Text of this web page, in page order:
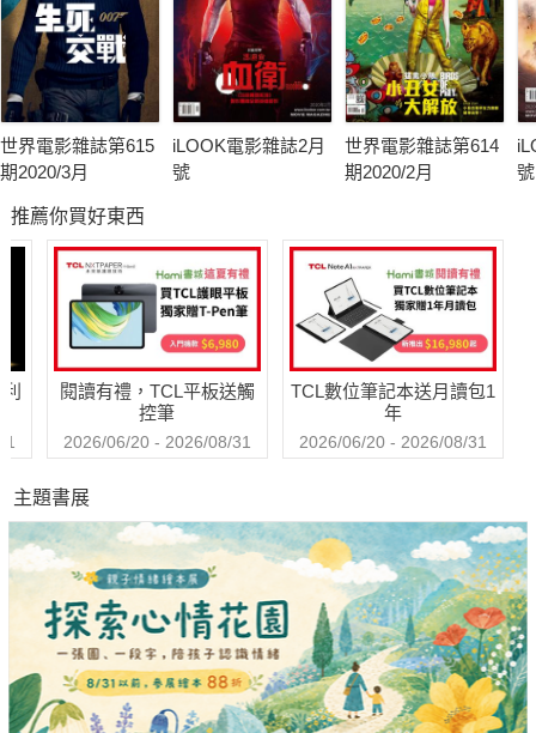
Hot Movie Preview
冒牌條子
深夜前的五分鐘
太平輪：亂世浮生
愛的萬物論
第七傳人
海綿寶寶：海陸大出擊
世界電影雜誌第615
期2020/3月
iLOOK電影雜誌2月
號
世界電影雜誌第614
期2020/2月
號
推薦你買好東西
閱讀有禮，TCL平板送觸
控筆
2026/06/20 - 2026/08/31
TCL數位筆記本送月讀包1
年
2026/06/20 - 2026/08/31
主題書展